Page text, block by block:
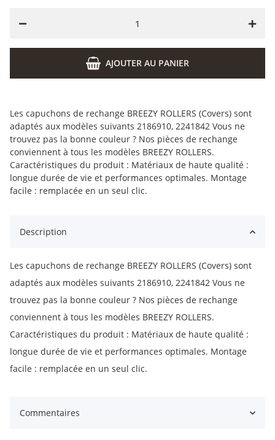
Les capuchons de rechange BREEZY ROLLERS (Covers) sont
adaptés aux modèles suivants 2186910, 2241842 Vous ne
trouvez pas la bonne couleur ? Nos pièces de rechange
conviennent à tous les modèles BREEZY ROLLERS.
Caractéristiques du produit : Matériaux de haute qualité :
longue durée de vie et performances optimales. Montage
facile : remplacée en un seul clic.
AJOUTER AU PANIER
Description
Les capuchons de rechange BREEZY ROLLERS (Covers) sont
adaptés aux modèles suivants 2186910, 2241842 Vous ne
trouvez pas la bonne couleur ? Nos pièces de rechange
conviennent à tous les modèles BREEZY ROLLERS.
Caractéristiques du produit : Matériaux de haute qualité :
longue durée de vie et performances optimales. Montage
facile : remplacée en un seul clic.
Commentaires